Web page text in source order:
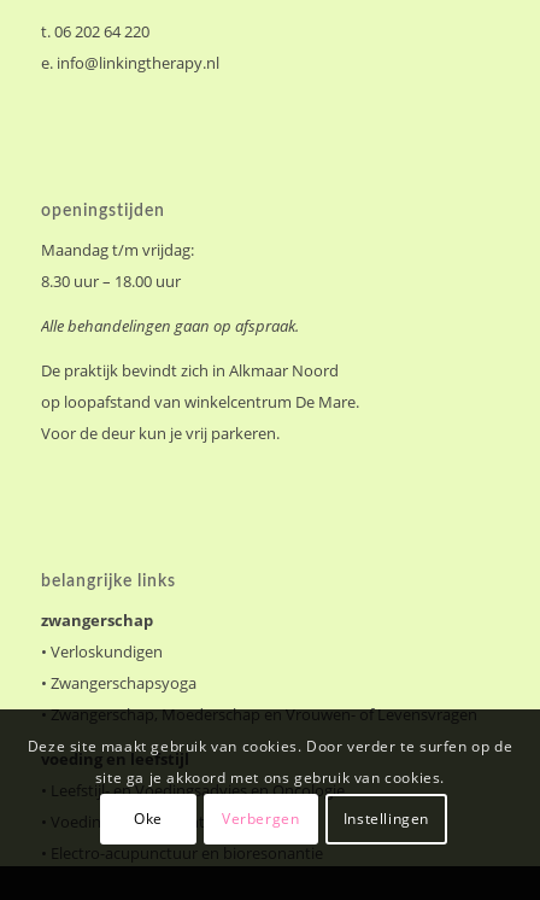
t. 06 202 64 220
e. info@linkingtherapy.nl
openingstijden
Maandag t/m vrijdag:
8.30 uur – 18.00 uur
Alle behandelingen gaan op afspraak.
De praktijk bevindt zich in Alkmaar Noord
op loopafstand van winkelcentrum De Mare.
Voor de deur kun je vrij parkeren.
belangrijke links
zwangerschap
• Verloskundigen
• Zwangerschapsyoga
•Zwangerschap, Moederschap en Vrouwen- of Levensvragen
voeding en leefstijl
• Leefstijl- en Voedingsadvies en Oncologie
• Voedings- en Gewichtsconsulente
• Electro-acupunctuur en bioresonantie
Deze site maakt gebruik van cookies. Door verder te surfen op de
site ga je akkoord met ons gebruik van cookies.
Oke Verbergen Instellingen